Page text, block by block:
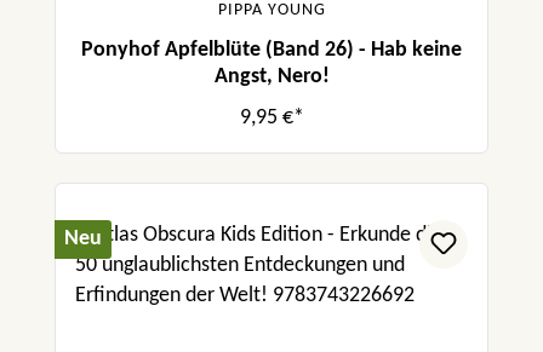
PIPPA YOUNG
Ponyhof Apfelblüte (Band 26) - Hab keine
Angst, Nero!
9,95 €*
Neu